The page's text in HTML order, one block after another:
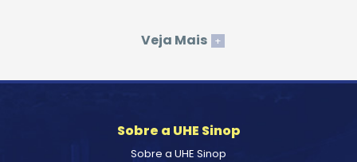
Veja Mais +
Sobre a UHE Sinop
Sobre a UHE Sinop